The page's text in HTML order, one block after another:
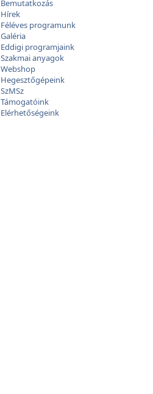
Bemutatkozás
Hírek
Féléves programunk
Galéria
Eddigi programjaink
Szakmai anyagok
Webshop
Hegesztőgépeink
SzMSz
Támogatóink
Elérhetőségeink